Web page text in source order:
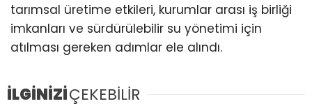
tarımsal üretime etkileri, kurumlar arası iş birliği
imkanları ve sürdürülebilir su yönetimi için
atılması gereken adımlar ele alındı.
İLGİNİZİÇEKEBİLİR